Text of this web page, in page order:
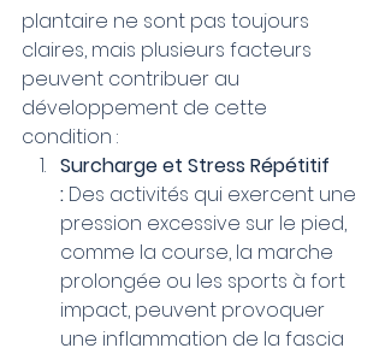
plantaire ne sont pas toujours
claires, mais plusieurs facteurs
peuvent contribuer au
développement de cette
condition :
Surcharge et Stress Répétitif
: Des activités qui exercent une
pression excessive sur le pied,
comme la course, la marche
prolongée ou les sports à fort
impact, peuvent provoquer
une inflammation de la fascia